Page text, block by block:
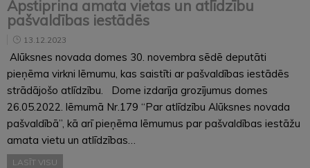
Apstiprina amata vietas un atlīdzību
pašvaldības iestādēs
13.12.2023
Alūksnes novada domes 30. novembra sēdē deputāti
pieņēma virkni lēmumu, kas saistīti ar pašvaldības iestādēs
strādājošo atlīdzību. Dome izdarīja grozījumus domes
26.05.2022. lēmumā Nr.179 “Par atlīdzību Alūksnes novada
pašvaldībā”, kā arī pieņēma lēmumus par pašvaldības iestāžu
amata vietu un atlīdzības…
LASĪT VISU